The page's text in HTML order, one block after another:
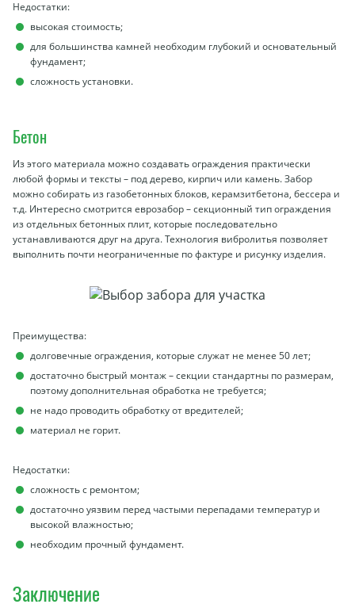
Недостатки:
высокая стоимость;
для большинства камней необходим глубокий и основательный
фундамент;
сложность установки.
Бетон
Из этого материала можно создавать ограждения практически
любой формы и тексты – под дерево, кирпич или камень. Забор
можно собирать из газобетонных блоков, керамзитбетона, бессера и
т.д. Интересно смотрится еврозабор – секционный тип ограждения
из отдельных бетонных плит, которые последовательно
устанавливаются друг на друга. Технология вибролитья позволяет
выполнить почти неограниченные по фактуре и рисунку изделия.
Преимущества:
долговечные ограждения, которые служат не менее 50 лет;
достаточно быстрый монтаж – секции стандартны по размерам,
поэтому дополнительная обработка не требуется;
не надо проводить обработку от вредителей;
материал не горит.
Недостатки:
сложность с ремонтом;
достаточно уязвим перед частыми перепадами температур и
высокой влажностью;
необходим прочный фундамент.
Заключение